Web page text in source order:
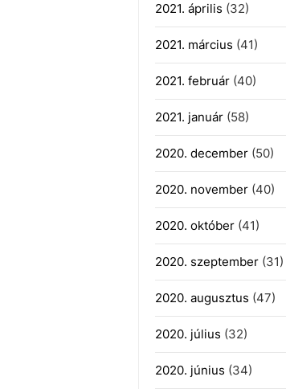
2021. április (32)
2021. március (41)
2021. február(40)
2021. január(58)
2020. december(50)
2020. november(40)
2020. október(41)
2020. szeptember(31)
2020. augusztus (47)
2020. július (32)
2020. június (34)